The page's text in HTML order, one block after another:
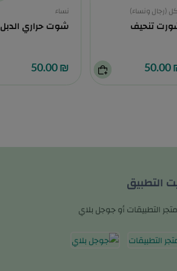
(رجال ونساء)
تنحيف
₪
نساء
شوت حراري الدبل
₪ 50.00
التطبيق
التطبيقات أو جوجل بلاي